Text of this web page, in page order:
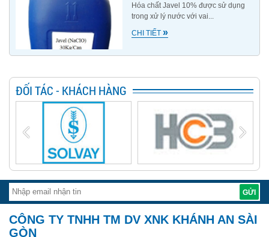
Hóa chất Javel 10% được sử dụng
trong xử lý nước với vai...
CHI TIẾT»
ĐỐI TÁC - KHÁCH HÀNG
CÔNG TY TNHH TM DV XNK KHÁNH AN SÀI
GÒN